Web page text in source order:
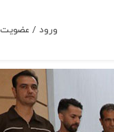
ورود / عضویت